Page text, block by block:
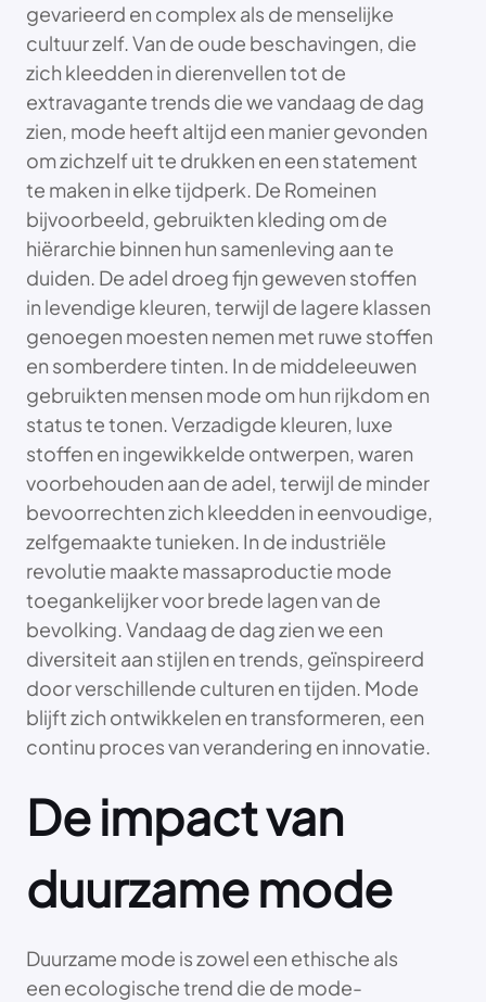
gevarieerd en complex als de menselijke
cultuur zelf. Van de oude beschavingen, die
zich kleedden in dierenvellen tot de
extravagante trends die we vandaag de dag
zien, mode heeft altijd een manier gevonden
om zichzelf uit te drukken en een statement
te maken in elke tijdperk. De Romeinen
bijvoorbeeld, gebruikten kleding om de
hiërarchie binnen hun samenleving aan te
duiden. De adel droeg fijn geweven stoffen
in levendige kleuren, terwijl de lagere klassen
genoegen moesten nemen met ruwe stoffen
en somberdere tinten. In de middeleeuwen
gebruikten mensen mode om hun rijkdom en
status te tonen. Verzadigde kleuren, luxe
stoffen en ingewikkelde ontwerpen, waren
voorbehouden aan de adel, terwijl de minder
bevoorrechten zich kleedden in eenvoudige,
zelfgemaakte tunieken. In de industriële
revolutie maakte massaproductie mode
toegankelijker voor brede lagen van de
bevolking. Vandaag de dag zien we een
diversiteit aan stijlen en trends, geïnspireerd
door verschillende culturen en tijden. Mode
blijft zich ontwikkelen en transformeren, een
continu proces van verandering en innovatie.
De impact van
duurzame mode
Duurzame mode is zowel een ethische als
een ecologische trend die de mode-